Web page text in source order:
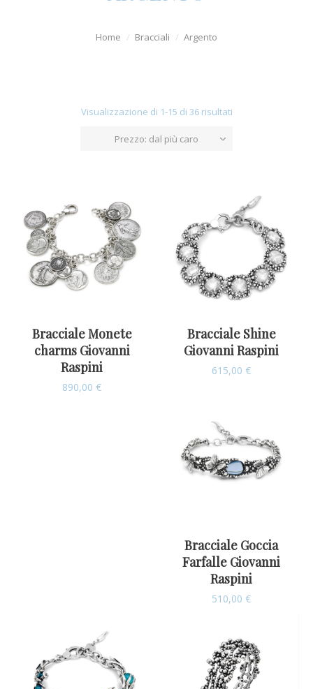
Uomo
Offerte
Home Bracciali Argento
Visualizzazione di 1-15 di 36 risultati
Prezzo: dal più caro
Bracciale Monete
charms Giovanni
Raspini
890,00 €
Bracciale Shine
Giovanni Raspini
615,00 €
Bracciale Goccia
Farfalle Giovanni
Raspini
510,00 €